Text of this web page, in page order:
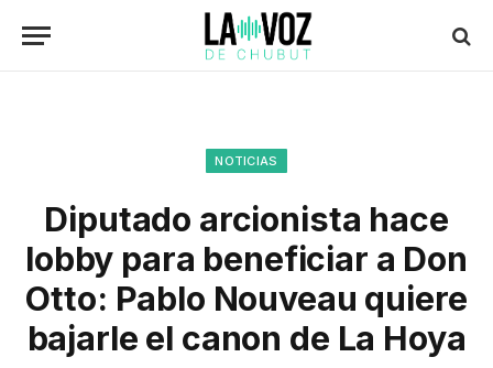
NOTICIAS
Diputado arcionista hace
lobby para beneficiar a Don
Otto: Pablo Nouveau quiere
bajarle el canon de La Hoya